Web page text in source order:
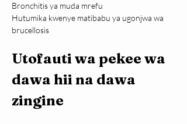
Bronchitis ya muda mrefu
Hutumika kwenye matibabu ya ugonjwa wa
brucellosis
Utofauti wa pekee wa
dawa hii na dawa
zingine